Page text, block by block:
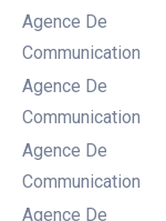
Agence De
Communication
Agence De
Communication
Agence De
Communication
Agence De